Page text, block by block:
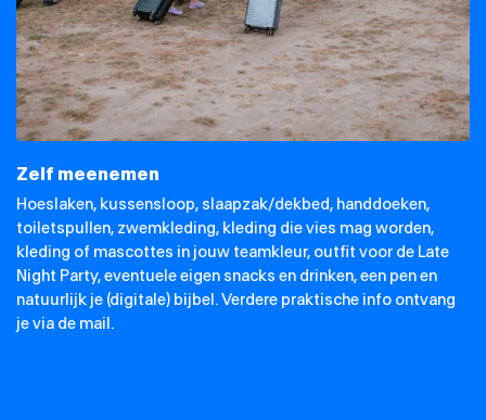
Zelf meenemen
Hoeslaken, kussensloop, slaapzak/dekbed, handdoeken,
toiletspullen, zwemkleding, kleding die vies mag worden,
kleding of mascottes in jouw teamkleur, outfit voor de Late
Night Party, eventuele eigen snacks en drinken, een pen en
natuurlijk je (digitale) bijbel. Verdere praktische info ontvang
je via de mail.